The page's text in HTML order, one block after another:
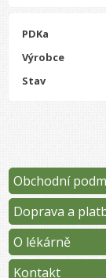
PDKa
Výrobce
Stav
Obchodní
Doprava a
O lékárně
Kontakt